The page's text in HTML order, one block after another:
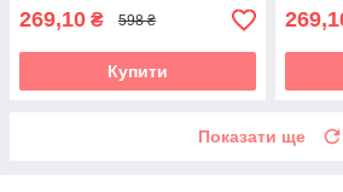
269,10 ₴ 598 ₴
Купити
Показати ще